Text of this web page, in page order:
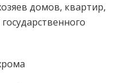
домов, квартир,